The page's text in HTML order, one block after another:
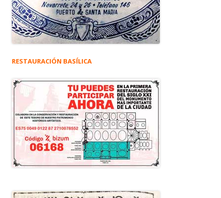
RESTAURACIÓN BASÍLICA